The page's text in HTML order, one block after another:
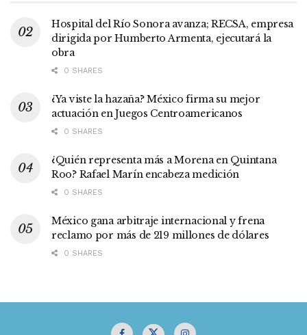
Hospital del Río Sonora avanza; RECSA, empresa
dirigida por Humberto Armenta, ejecutará la
obra
0 SHARES
¿Ya viste la hazaña? México firma su mejor
actuación en Juegos Centroamericanos
0 SHARES
¿Quién representa más a Morena en Quintana
Roo? Rafael Marín encabeza medición
0 SHARES
México gana arbitraje internacional y frena
reclamo por más de 219 millones de dólares
0 SHARES